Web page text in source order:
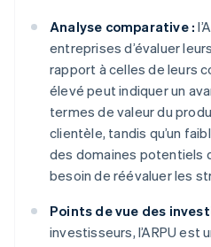
Analyse comparative :
entreprises d’évaluer
rapport à celles de leurs
élevé peut indiquer un
termes de valeur du
clientèle, tandis qu’un
des domaines potentiels
besoin de réévaluer les
Points de vue des
investisseurs, l’ARPU est